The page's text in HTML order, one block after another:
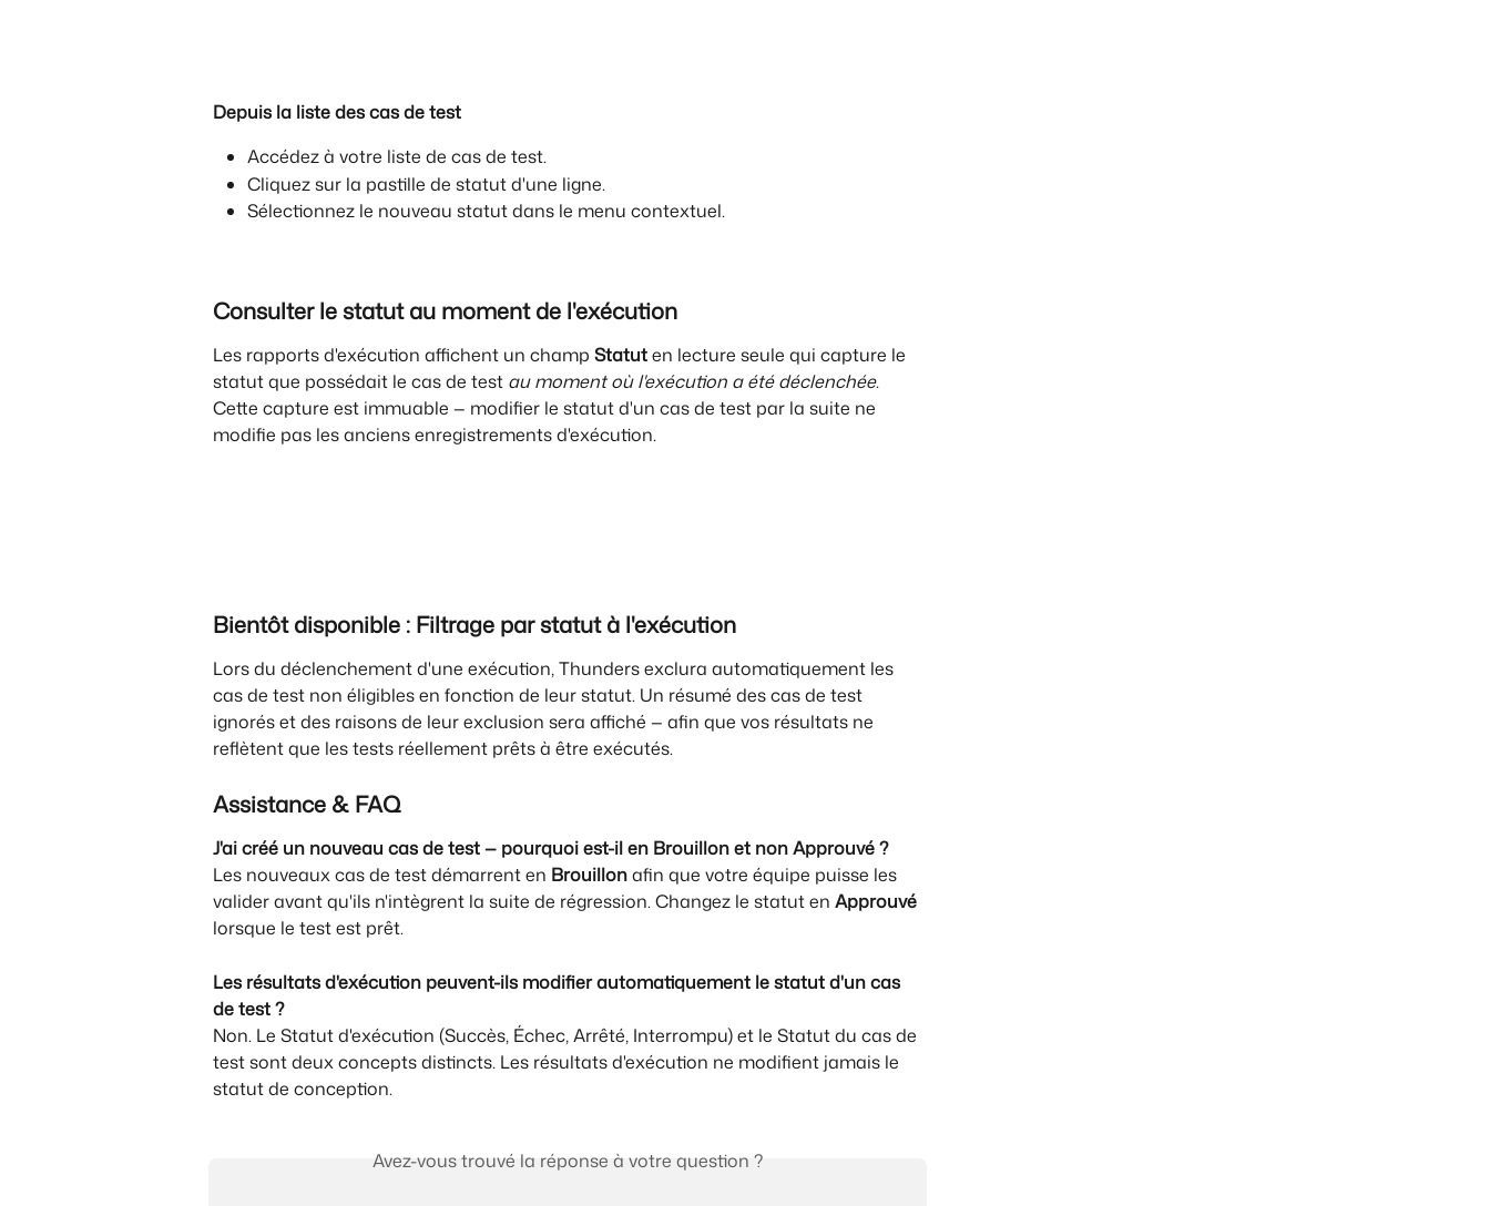
Depuis la liste des cas de test
Accédez à votre liste de cas de test.
Cliquez sur la pastille de statut d'une ligne.
Sélectionnez le nouveau statut dans le menu contextuel.
Consulter le statut au moment de l'exécution
Les rapports d'exécution affichent un champ Statut en lecture seule qui capture le
statut que possédait le cas de test au moment où l'exécution a été déclenchée.
Cette capture est immuable — modifier le statut d'un cas de test par la suite ne
modifie pas les anciens enregistrements d'exécution.
Bientôt disponible : Filtrage par statut à l'exécution
Lors du déclenchement d'une exécution, Thunders exclura automatiquement les
cas de test non éligibles en fonction de leur statut. Un résumé des cas de test
ignorés et des raisons de leur exclusion sera affiché — afin que vos résultats ne
reflètent que les tests réellement prêts à être exécutés.
Assistance & FAQ
J'ai créé un nouveau cas de test — pourquoi est-il en Brouillon et non Approuvé ?
Les nouveaux cas de test démarrent en Brouillon afin que votre équipe puisse les
valider avant qu'ils n'intègrent la suite de régression. Changez le statut en Approuvé
lorsque le test est prêt.
Les résultats d'exécution peuvent-ils modifier automatiquement le statut d'un cas
de test ?
Non. Le Statut d'exécution (Succès, Échec, Arrêté, Interrompu) et le Statut du cas de
test sont deux concepts distincts. Les résultats d'exécution ne modifient jamais le
statut de conception.
Avez-vous trouvé la réponse à votre question ?